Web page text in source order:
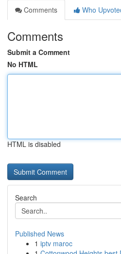
Comments
Who
Comments
Submit a Comment
No HTML
HTML is disabled
Search
Published News
1 iptv maroc